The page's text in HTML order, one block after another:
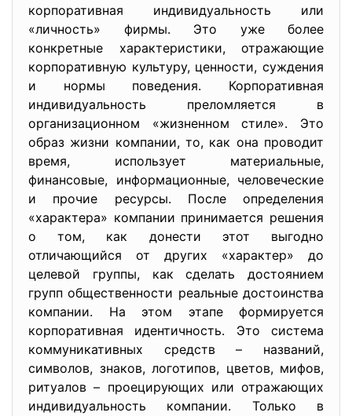
корпоративная индивидуальность или
«личность» фирмы. Это уже более
конкретные характеристики, отражающие
корпоративную культуру, ценности, суждения
и нормы поведения. Корпоративная
индивидуальность преломляется в
организационном «жизненном стиле». Это
образ жизни компании, то, как она проводит
время, использует материальные,
финансовые, информационные, человеческие
и прочие ресурсы. После определения
«характера» компании принимается решения
о том, как донести этот выгодно
отличающийся от других «характер» до
целевой группы, как сделать достоянием
групп общественности реальные достоинства
компании. На этом этапе формируется
корпоративная идентичность. Это система
коммуникативных средств – названий,
символов, знаков, логотипов, цветов, мифов,
ритуалов – проецирующих или отражающих
индивидуальность компании. Только в